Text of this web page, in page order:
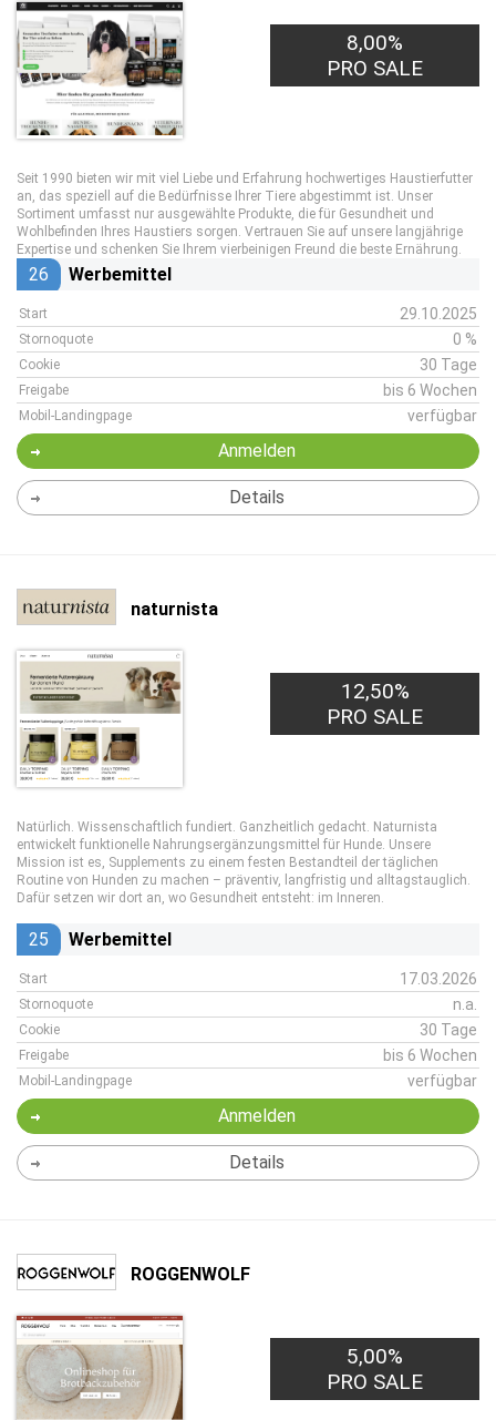
8,00%
PRO SALE
Seit 1990 bieten wir mit viel Liebe und Erfahrung hochwertiges Haustierfutter
an, das speziell auf die Bedürfnisse Ihrer Tiere abgestimmt ist. Unser
Sortiment umfasst nur ausgewählte Produkte, die für Gesundheit und
Wohlbefinden Ihres Haustiers sorgen. Vertrauen Sie auf unsere langjährige
Expertise und schenken Sie Ihrem vierbeinigen Freund die beste Ernährung.
26 Werbemittel
Start 29.10.2025
Stornoquote 0 %
Cookie 30 Tage
Freigabe bis 6 Wochen
Mobil-Landingpage verfügbar
Anmelden
Details
naturnista
12,50%
PRO SALE
Natürlich. Wissenschaftlich fundiert. Ganzheitlich gedacht. Naturnista
entwickelt funktionelle Nahrungsergänzungsmittel für Hunde. Unsere
Mission ist es, Supplements zu einem festen Bestandteil der täglichen
Routine von Hunden zu machen – präventiv, langfristig und alltagstauglich.
Dafür setzen wir dort an, wo Gesundheit entsteht: im Inneren.
25 Werbemittel
Start 17.03.2026
Stornoquote n.a.
Cookie 30 Tage
Freigabe bis 6 Wochen
Mobil-Landingpage verfügbar
Anmelden
Details
ROGGENWOLF
5,00%
PRO SALE